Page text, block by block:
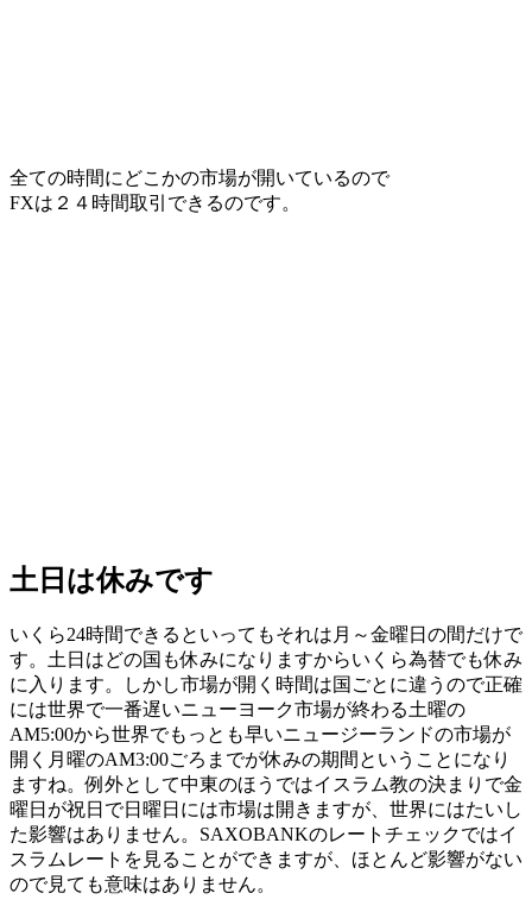
全ての時間にどこかの市場が開いているので
FXは２４時間取引できるのです。
土日は休みです
いくら24時間できるといってもそれは 月～金曜日の間だけで
す。土日はどの国も休みになりますからいくら為替でも休み
に入ります。しかし市場が開く時間は国ごとに違うので正確
には世界で一番遅いニューヨーク市場が終わる土曜の
AM5:00から世界でもっとも早いニュージーランドの市場が
開く月曜のAM3:00ごろまでが休みの期間ということになり
ますね。例外として中東のほうではイスラム教の決まりで金
曜日が祝日で日曜日には市場は開きますが、世界にはたいし
た影響はありません。SAXOBANKのレートチェックではイ
スラムレートを見ることができますが、ほとんど影響がない
ので見ても意味はありません。